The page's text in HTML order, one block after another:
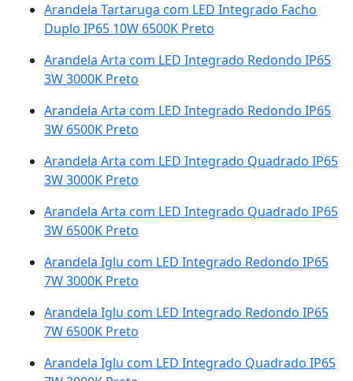
Arandela Tartaruga com LED Integrado Facho
Duplo IP65 10W 6500K Preto
Arandela Arta com LED Integrado Redondo IP65
3W 3000K Preto
Arandela Arta com LED Integrado Redondo IP65
3W 6500K Preto
Arandela Arta com LED Integrado Quadrado IP65
3W 3000K Preto
Arandela Arta com LED Integrado Quadrado IP65
3W 6500K Preto
Arandela Iglu com LED Integrado Redondo IP65
7W 3000K Preto
Arandela Iglu com LED Integrado Redondo IP65
7W 6500K Preto
Arandela Iglu com LED Integrado Quadrado IP65